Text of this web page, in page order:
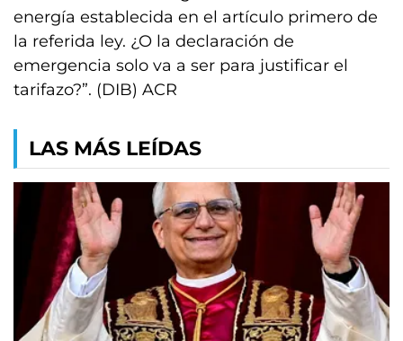
energía establecida en el artículo primero de
la referida ley. ¿O la declaración de
emergencia solo va a ser para justificar el
tarifazo?”. (DIB) ACR
LAS MÁS LEÍDAS